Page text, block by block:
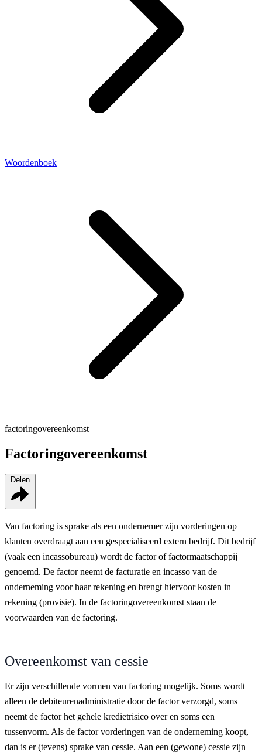
Woordenboek
factoringovereenkomst
Factoringovereenkomst
Van factoring is sprake als een ondernemer zijn vorderingen op
klanten overdraagt aan een gespecialiseerd extern bedrijf. Dit bedrijf
(vaak een incassobureau) wordt de factor of factormaatschappij
genoemd. De factor neemt de facturatie en incasso van de
onderneming voor haar rekening en brengt hiervoor kosten in
rekening (provisie). In de factoringovereenkomst staan de
voorwaarden van de factoring.
Overeenkomst van cessie
Er zijn verschillende vormen van factoring mogelijk. Soms wordt
alleen de debiteurenadministratie door de factor verzorgd, soms
neemt de factor het gehele kredietrisico over en soms een
tussenvorm. Als de factor vorderingen van de onderneming koopt,
dan is er (tevens) sprake van cessie. Aan een (gewone) cessie zijn